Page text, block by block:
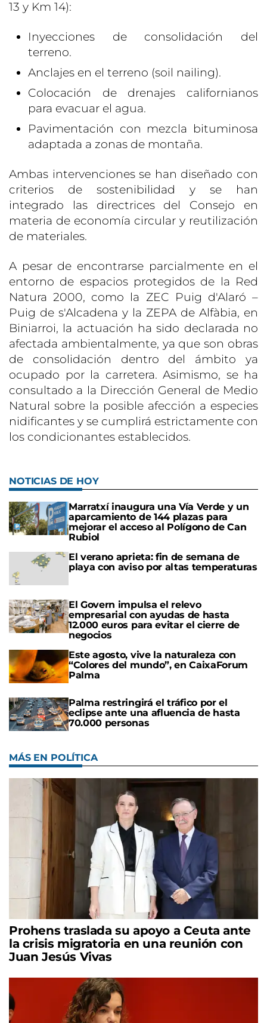
13 y Km 14):
Inyecciones de consolidación del
terreno.
Anclajes en el terreno (soil nailing).
Colocación de drenajes californianos
para evacuar el agua.
Pavimentación con mezcla bituminosa
adaptada a zonas de montaña.
Ambas intervenciones se han diseñado con
criterios de sostenibilidad y se han
integrado las directrices del Consejo en
materia de economía circular y reutilización
de materiales.
A pesar de encontrarse parcialmente en el
entorno de espacios protegidos de la Red
Natura 2000, como la ZEC Puig d'Alaró –
Puig de s'Alcadena y la ZEPA de Alfàbia, en
Biniarroi, la actuación ha sido declarada no
afectada ambientalmente, ya que son obras
de consolidación dentro del ámbito ya
ocupado por la carretera. Asimismo, se ha
consultado a la Dirección General de Medio
Natural sobre la posible afección a especies
nidificantes y se cumplirá estrictamente con
los condicionantes establecidos.
NOTICIAS DE HOY
Marratxí inaugura una Vía Verde y un
aparcamiento de 144 plazas para
mejorar el acceso al Polígono de Can
Rubiol
El verano aprieta: fin de semana de
playa con aviso por altas temperaturas
El Govern impulsa el relevo
empresarial con ayudas de hasta
12.000 euros para evitar el cierre de
negocios
Este agosto, vive la naturaleza con
“Colores del mundo”, en CaixaForum
Palma
Palma restringirá el tráfico por el
eclipse ante una afluencia de hasta
70.000 personas
MÁS EN POLÍTICA
Prohens traslada su apoyo a Ceuta ante
la crisis migratoria en una reunión con
Juan Jesús Vivas